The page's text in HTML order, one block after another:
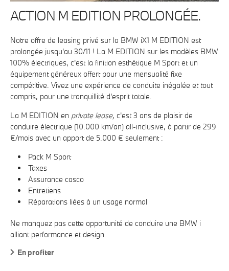
ACTION M EDITION PROLONGÉE.
Notre offre de leasing privé sur la BMW iX1 M EDITION est
prolongée jusqu'au 30/11 ! La M EDITION sur les modèles BMW
100% électriques, c'est la finition esthétique M Sport et un
équipement généreux offert pour une mensualité fixe
compétitive. Vivez une expérience de conduite inégalée et tout
compris, pour une tranquillité d'esprit totale.
La M EDITION en private lease, c'est 3 ans de plaisir de
conduire électrique (10.000 km/an) all-inclusive, à partir de 299
€/mois avec un apport de 5.000 € seulement :
Pack M Sport
Taxes
Assurance casco
Entretiens
Réparations liées à un usage normal
Ne manquez pas cette opportunité de conduire une BMW i
alliant performance et design.
En profiter